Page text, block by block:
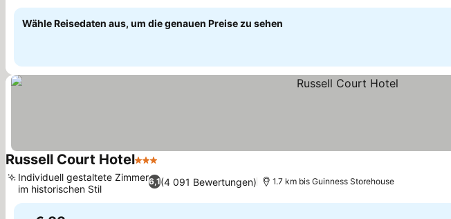
Wähle Reisedaten aus, um die genauen Preise zu sehen
Russell Court Hotel3 Sterne
6,1(4 091 Bewertungen)
Individuell gestaltete Zimmer
im historischen Stil
1.7 km bis Guinness Storehouse